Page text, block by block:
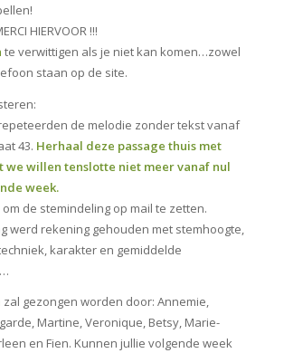
HIERVOOR !!!
te verwittigen als je niet kan komen…zowel
staan op de site.
de melodie zonder tekst vanaf
43. Herhaal deze passage thuis met
we willen tenslotte niet meer vanaf nul
week.
de stemindeling op mail te zetten.
werd rekening gehouden met stemhoogte,
karakter en gemiddelde
zal gezongen worden door: Annemie,
Martine, Veronique, Betsy, Marie-
en Fien. Kunnen jullie volgende week